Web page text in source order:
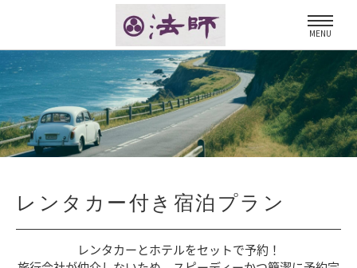
MENU
レンタカー付き宿泊プラン
レンタカーとホテルをセットで予約！